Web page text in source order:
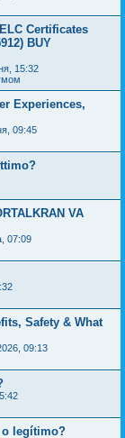
Certificates
BUY
15:32
Experiences,
09:45
VA
07:09
Safety & What
09:13
o legítimo?